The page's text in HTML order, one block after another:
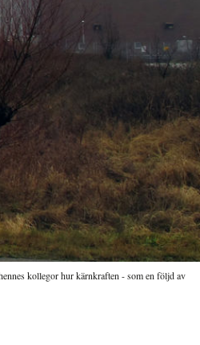
kollegor hur kärnkraften - som en följd av